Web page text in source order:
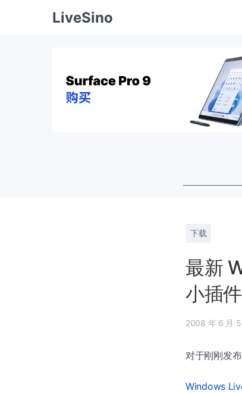
LiveSino
下载
最新
小插件
对于刚刚发
Windows